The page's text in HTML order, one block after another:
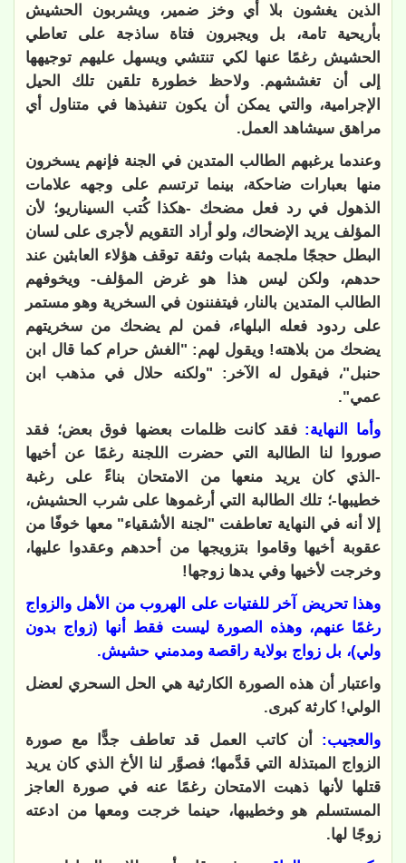
الذين يغشون بلا أي وخز ضمير، ويشربون الحشيش
بأريحية تامة، بل ويجبرون فتاة ساذجة على تعاطي
الحشيش رغمًا عنها لكي تنتشي ويسهل عليهم توجيهها
إلى أن تغششهم. ولاحظ خطورة تلقين تلك الحيل
الإجرامية، والتي يمكن أن يكون تنفيذها في متناول أي
مراهق سيشاهد العمل.
وعندما يرغبهم الطالب المتدين في الجنة فإنهم يسخرون
منها بعبارات ضاحكة، بينما ترتسم على وجهه علامات
الذهول في رد فعل مضحك -هكذا كُتب السيناريو؛ لأن
المؤلف يريد الإضحاك، ولو أراد التقويم لأجرى على لسان
البطل حججًا ملجمة بثبات وثقة توقف هؤلاء العابثين عند
حدهم، ولكن ليس هذا هو غرض المؤلف- ويخوفهم
الطالب المتدين بالنار، فيتفننون في السخرية وهو مستمر
على ردود فعله البلهاء، فمن لم يضحك من سخريتهم
يضحك من بلاهته! ويقول لهم: "الغش حرام كما قال ابن
حنبل"، فيقول له الآخر: "ولكنه حلال في مذهب ابن
عمي".
وأما النهاية:فقد كانت ظلمات بعضها فوق بعض؛ فقد
صوروا لنا الطالبة التي حضرت اللجنة رغمًا عن أخيها
-الذي كان يريد منعها من الامتحان بناءً على رغبة
خطيبها-؛ تلك الطالبة التي أرغموها على شرب الحشيش،
إلا أنه في النهاية تعاطفت "لجنة الأشقياء" معها خوفًا من
عقوبة أخيها وقاموا بتزويجها من أحدهم وعقدوا عليها،
وخرجت لأخيها وفي يدها زوجها!
وهذا تحريض آخر للفتيات على الهروب من الأهل والزواج
رغمًا عنهم، وهذه الصورة ليست فقط أنها (زواج بدون
ولي)، بل زواج بولاية راقصة ومدمني حشيش.
واعتبار أن هذه الصورة الكارثية هي الحل السحري لعضل
الولي! كارثة كبرى.
والعجيب: أن كاتب العمل قد تعاطف جدًّا مع صورة
الزواج المبتذلة التي قدَّمها؛ فصوَّر لنا الأخ الذي كان يريد
قتلها لأنها ذهبت الامتحان رغمًا عنه في صورة العاجز
المستسلم هو وخطيبها، حينما خرجت ومعها من ادعته
زوجًا لها.